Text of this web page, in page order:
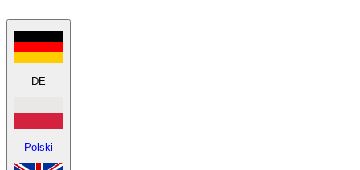
DE
Polski